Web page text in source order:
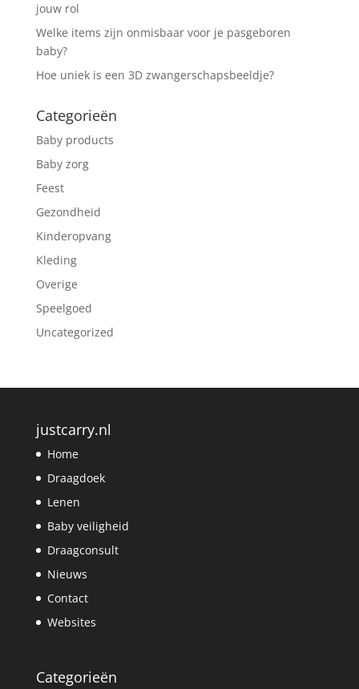
jouw rol
Welke items zijn onmisbaar voor je pasgeboren
baby?
Hoe uniek is een 3D zwangerschapsbeeldje?
Categorieën
Baby products
Baby zorg
Feest
Gezondheid
Kinderopvang
Kleding
Overige
Speelgoed
Uncategorized
justcarry.nl
Home
Draagdoek
Lenen
Baby veiligheid
Draagconsult
Nieuws
Contact
Websites
Categorieën